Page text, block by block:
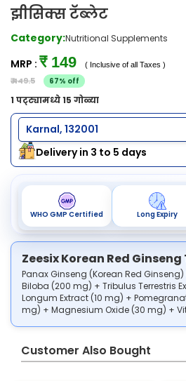
झीसिक्स टॅब्लेट
Category:Nutritional Supplements
MRP : ₹ 149 ( Inclusive of all Taxes )
₹ 449.5 67% off
1 पट्ट्यामध्ये 15 गोळ्या
Karnal, 132001
Delivery in 3 to 5 days
WHO GMP Certified Long Expiry
Zeesix Korean Red
Panax Ginseng (Korean Red
Biloba (200 mg) + Tribulus Terrestris
Longum Extract (10 mg) +
mg) + Magnesium Oxide (30 mg) +
Customer Also Bought